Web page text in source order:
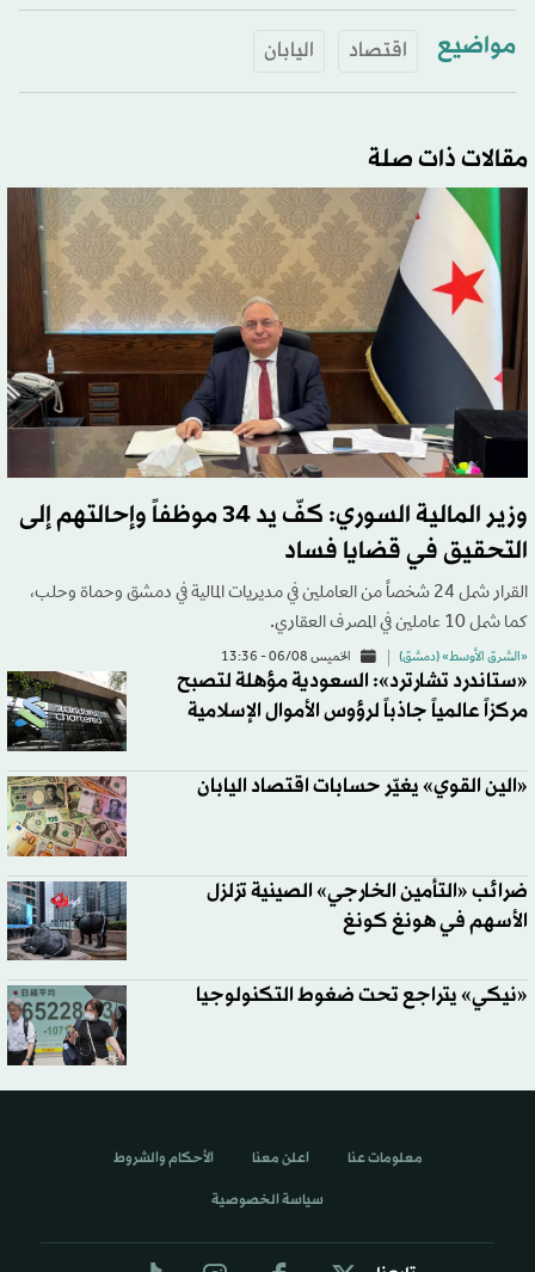
مواضيع اقتصاد اليابان
مقالات ذات صلة
وزير المالية السوري: كفّ يد 34 موظفاً وإحالتهم إلى
التحقيق في قضايا فساد
القرار شمل 24 شخصاً من العاملين في مديريات المالية في دمشق وحماة وحلب،
كما شمل 10 عاملين في المصرف العقاري.
«الشرق الأوسط» (دمشق) الخميس 06/08 - 13:36
«ستاندرد تشارترد»: السعودية مؤهلة لتصبح
مركزاً عالمياً جاذباً لرؤوس الأموال الإسلامية
«الين القوي» يغيّر حسابات اقتصاد اليابان
ضرائب «التأمين الخارجي» الصينية تزلزل
الأسهم في هونغ كونغ
«نيكي» يتراجع تحت ضغوط التكنولوجيا
معلومات عنا اعلن معنا الأحكام والشروط
سياسة الخصوصية